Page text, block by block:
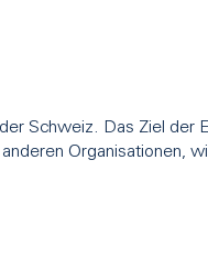
Schweiz. Das Ziel der
Organisationen,